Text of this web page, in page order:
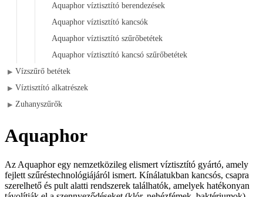
Aquaphor víztisztító berendezések
Aquaphor víztisztító kancsók
Aquaphor víztisztító szűrőbetétek
Aquaphor víztisztító kancsó szűrőbetétek
▶ Vízszűrő betétek
▶ Víztisztító alkatrészek
▶ Zuhanyszűrők
Aquaphor
Az Aquaphor egy nemzetközileg elismert víztisztító gyártó, amely
fejlett szűréstechnológiájáról ismert. Kínálatukban kancsós, csapra
szerelhető és pult alatti rendszerek találhatók, amelyek hatékonyan